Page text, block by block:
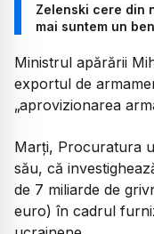
Zelenski cere din
mai suntem un
Ministrul apărării
exportul de
„aprovizionarea
Marți, Procuratura
său, că
de 7 miliarde de
euro) în cadrul